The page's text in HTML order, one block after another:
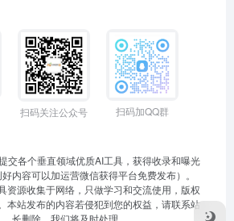
扫码关注公众号 扫码加QQ群
交各个垂直领域优质AI工具，获得收录和曝光
内容可以加运营微信获得平台免费发布）。
资源收集于网络，只做学习和交流使用，版权
本站发布的内容若侵犯到您的权益，请联系站
长删除，我们将及时处理。